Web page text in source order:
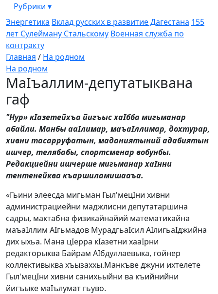
Рубрики ▾
Энергетика Вклад русских в развитие Дагестана 155
лет Сулейману Стальскому Военная служба по
контракту
Главная / На родном
На родном
МаIъаллим-депутатыквана
гаф
"Нур» кIазетейхъа йигъыс хаIбба мигьманар
абайли. Манбы ааIлимар, маъаIллимар, дохтурар,
хивни тасарруфатын, маданиятыний адабиятын
ишчер, телябабы, спортсменар вобунбы.
Редакциейни ишчерше мигьманар хаIнни
тентенейква къаршиламишааъа.
«Гьини элеесда мигьман Гыл'мецIни хивни
администрациейни маджлисни депутатаршина
садры, мактабна физикайнайий математикайна
маъаIллим АIгьмадов МурадгьаIсил АIлигьаIджийна
дих ыхьа. Мана цIерра кIазетни хааIрни
редакторыква Байрам АIбдуллаевыка, гойнер
коллективыква хъызаххы.Манкъве джуни ихтелете
Гыл'мецIни хивни санихьыйни ва къийнийни
йигъыке маIълумат гьуво.